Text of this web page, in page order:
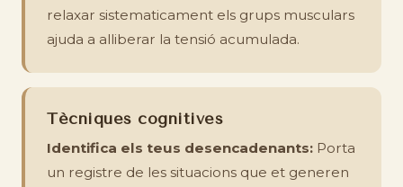
relaxar sistematicament els grups musculars
ajuda a alliberar la tensió acumulada.
Tècniques cognitives
Identifica els teus desencadenants: Porta
un registre de les situacions que et generen